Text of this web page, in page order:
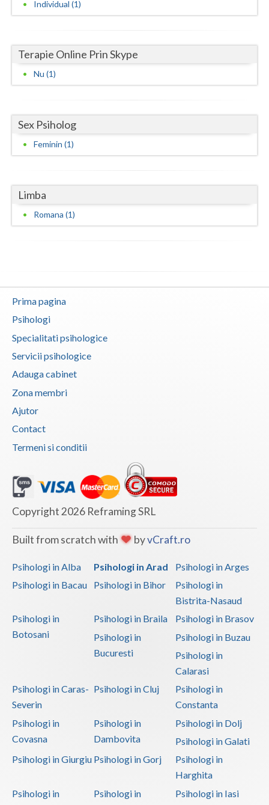
Neamt
Olt
Prahova
Satu-Mare
Teleorman
Timis
Vrancea
Individual (1)
Terapie Online Prin Skype
Nu (1)
Sex Psiholog
Feminin (1)
Limba
Romana (1)
Prima pagina
Psihologi
Specialitati psihologice
Servicii psihologice
Adauga cabinet
Zona membri
Ajutor
Contact
Termeni si conditii
Copyright 2026 Reframing SRL
Built from scratch with byvCraft.ro
Psihologi in Alba Psihologi in Arad
Psihologi in Arges
Psihologi in Bacau
Psihologi in Bihor
Psihologi in
Bistrita-Nasaud
Psihologi in
Botosani
Psihologi in Braila
Psihologi in Brasov
Psihologi in
Bucuresti
Psihologi in Buzau
Psihologi in
Calarasi
Psihologi in Caras-
Severin
Psihologi in Cluj
Psihologi in
Constanta
Psihologi in
Covasna
Psihologi in
Dambovita
Psihologi in Dolj
Psihologi in Galati
Psihologi in Giurgiu Psihologi in Gorj
Psihologi in
Harghita
Psihologi in
Psihologi in
Psihologi in Iasi